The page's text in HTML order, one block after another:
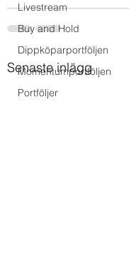
Livestream
Buy and Hold
Dippköparportföljen
Momentumportföljen
Portföljer
Senaste inlägg